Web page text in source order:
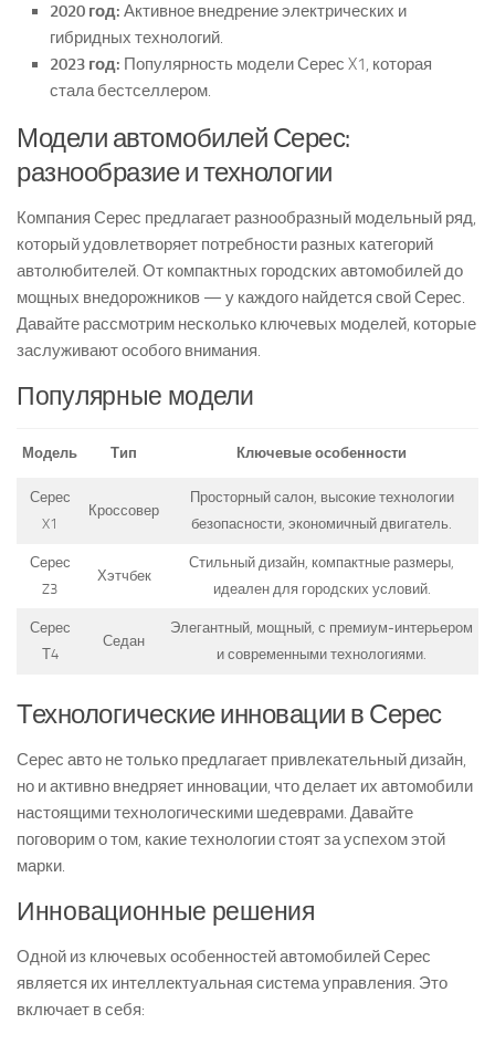
2020 год: Активное внедрение электрических и
гибридных технологий.
2023 год: Популярность модели Серес X1, которая
стала бестселлером.
Модели автомобилей Серес:
разнообразие и технологии
Компания Серес предлагает разнообразный модельный ряд,
который удовлетворяет потребности разных категорий
автолюбителей. От компактных городских автомобилей до
мощных внедорожников — у каждого найдется свой Серес.
Давайте рассмотрим несколько ключевых моделей, которые
заслуживают особого внимания.
Популярные модели
Модель Тип Ключевые особенности
Серес
X1
Кроссовер
Просторный салон, высокие технологии
безопасности, экономичный двигатель.
Серес
Z3
Хэтчбек
Стильный дизайн, компактные размеры,
идеален для городских условий.
Серес
Т4
Седан
Элегантный, мощный, с премиум-интерьером
и современными технологиями.
Технологические инновации в Серес
Серес авто не только предлагает привлекательный дизайн,
но и активно внедряет инновации, что делает их автомобили
настоящими технологическими шедеврами. Давайте
поговорим о том, какие технологии стоят за успехом этой
марки.
Инновационные решения
Одной из ключевых особенностей автомобилей Серес
является их интеллектуальная система управления. Это
включает в себя: